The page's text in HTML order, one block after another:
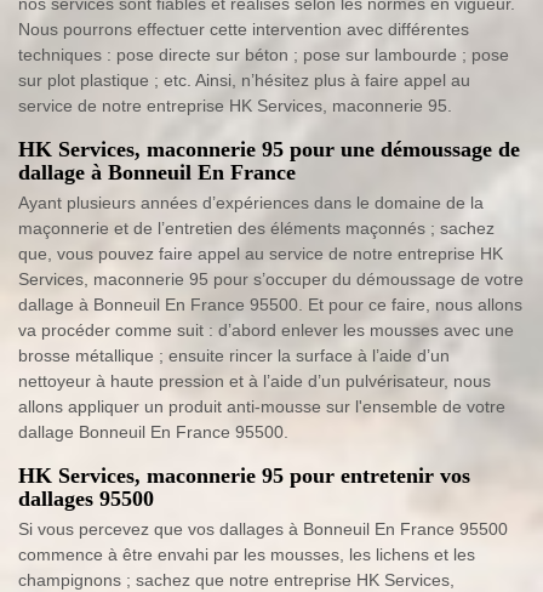
nos services sont fiables et réalisés selon les normes en vigueur.
Nous pourrons effectuer cette intervention avec différentes
techniques : pose directe sur béton ; pose sur lambourde ; pose
sur plot plastique ; etc. Ainsi, n’hésitez plus à faire appel au
service de notre entreprise HK Services, maconnerie 95.
HK Services, maconnerie 95 pour une démoussage de
dallage à Bonneuil En France
Ayant plusieurs années d’expériences dans le domaine de la
maçonnerie et de l’entretien des éléments maçonnés ; sachez
que, vous pouvez faire appel au service de notre entreprise HK
Services, maconnerie 95 pour s’occuper du démoussage de votre
dallage à Bonneuil En France 95500. Et pour ce faire, nous allons
va procéder comme suit : d’abord enlever les mousses avec une
brosse métallique ; ensuite rincer la surface à l’aide d’un
nettoyeur à haute pression et à l’aide d’un pulvérisateur, nous
allons appliquer un produit anti-mousse sur l'ensemble de votre
dallage Bonneuil En France 95500.
HK Services, maconnerie 95 pour entretenir vos
dallages 95500
Si vous percevez que vos dallages à Bonneuil En France 95500
commence à être envahi par les mousses, les lichens et les
champignons ; sachez que notre entreprise HK Services,